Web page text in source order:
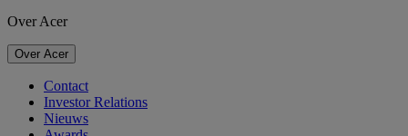
Over Acer
Over Acer
Contact
Investor Relations
Nieuws